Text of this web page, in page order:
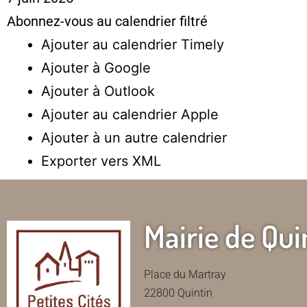
Abonnez-vous au calendrier filtré
Ajouter au calendrier Timely
Ajouter à Google
Ajouter à Outlook
Ajouter au calendrier Apple
Ajouter à un autre calendrier
Exporter vers XML
Mairie de
Place du Martray
22800 Quintin